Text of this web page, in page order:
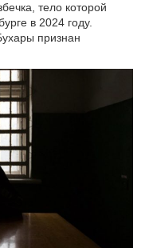
тело которой
в 2024 году.
признан